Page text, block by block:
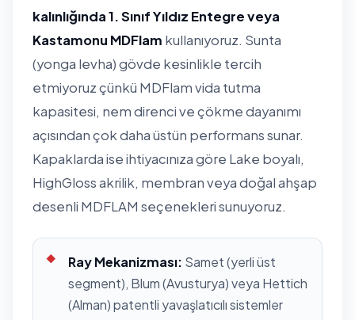
kalınlığında 1. Sınıf Yıldız Entegre veya
Kastamonu MDFlam kullanıyoruz. Sunta
(yonga levha) gövde kesinlikle tercih
etmiyoruz çünkü MDFlam vida tutma
kapasitesi, nem direnci ve çökme dayanımı
açısından çok daha üstün performans sunar.
Kapaklarda ise ihtiyacınıza göre Lake boyalı,
HighGloss akrilik, membran veya doğal ahşap
desenli MDFLAM seçenekleri sunuyoruz.
Ray Mekanizması: Samet (yerli üst
segment), Blum (Avusturya) veya Hettich
(Alman) patentli yavaşlatıcılı sistemler